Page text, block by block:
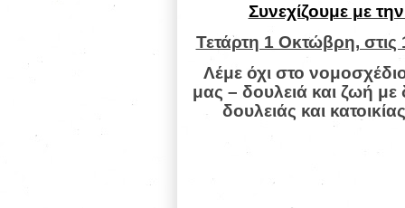
Συνεχίζουμε με
Τετάρτη 1 Οκτώβρη,
Λέμε όχι στο
μας – δουλειά και ζωή
δουλειάς και